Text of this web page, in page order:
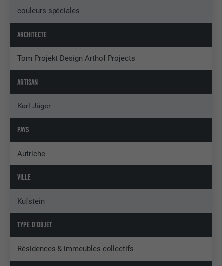
couleurs spéciales
ARCHITECTE
Tom Projekt Design Arthof Projects
ARTISAN
Karl Jäger
PAYS
Autriche
VILLE
Kufstein
TYPE D'OBJET
Résidences & immeubles collectifs